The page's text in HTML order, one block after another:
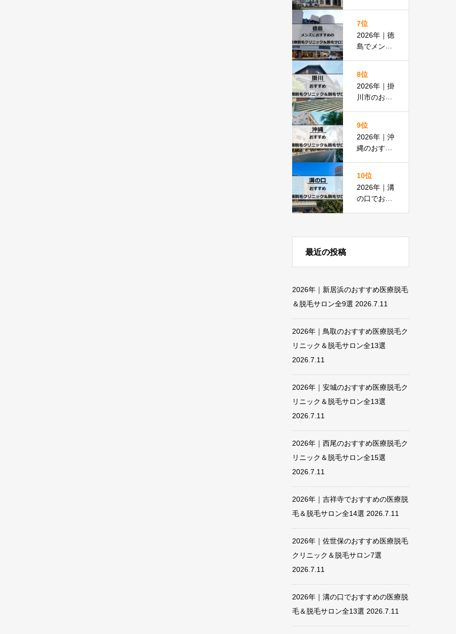
＆脱毛サロ
ン全15選
7位
2026年｜徳
島でメンズ
脱毛＆脱毛
サロン全15
選
8位
2026年｜掛
川市のおす
ク＆脱毛サ
ロン全11選
9位
2026年｜沖
縄のおすす
＆脱毛サロ
ン全19選
10位
2026年｜溝
の口でおす
最近の投稿
2026年｜新居浜のおすすめ医療脱毛
＆脱毛サロン全9選 2026.7.11
2026年｜鳥取のおすすめ医療脱毛ク
リニック＆脱毛サロン全13選
2026.7.11
2026年｜安城のおすすめ医療脱毛ク
リニック＆脱毛サロン全13選
2026.7.11
2026年｜西尾のおすすめ医療脱毛ク
リニック＆脱毛サロン全15選
2026.7.11
2026年｜吉祥寺でおすすめの医療脱
毛＆脱毛サロン全14選 2026.7.11
2026年｜佐世保のおすすめ医療脱毛
クリニック＆脱毛サロン7選
2026.7.11
2026年｜溝の口でおすすめの医療脱
毛＆脱毛サロン全13選 2026.7.11